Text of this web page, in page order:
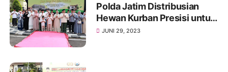
Polda Jatim Distribusian
Hewan Kurban Presisi untuk
Negeri di Hari Raya Idhul
JUNI 29, 2023